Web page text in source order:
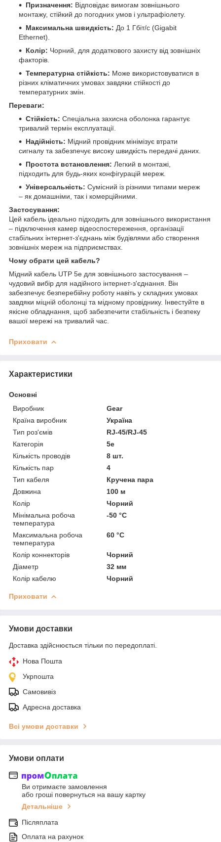
Призначення: Відповідає вимогам зовнішнього
монтажу, стійкий до погодних умов і ультрафіолету.
Максимальна швидкість: До 1 Гбіт/с (Gigabit
Ethernet).
Колір: Чорний, для додаткового захисту від зовнішніх
факторів.
Температурна стійкість: Може використовуватися в
різних кліматичних умовах завдяки стійкості до
температурних змін.
Переваги:
Стійкість: Спеціальна захисна оболонка гарантує
тривалий термін експлуатації.
Надійність: Мідний провідник мінімізує втрати
сигналу та забезпечує високу швидкість передачі даних.
Простота встановлення: Легкий в монтажі,
підходить для будь-яких конфігурацій мереж.
Універсальність: Сумісний із різними типами мереж
– як домашніми, так і комерційними.
Застосування:
Цей кабель ідеально підходить для зовнішнього використання
– підключення камер відеоспостереження, організації
стабільних інтернет-з'єднань між будівлями або створення
зовнішніх мереж на підприємствах.
Чому обрати цей кабель?
Мідний кабель UTP 5e для зовнішнього застосування –
чудовий вибір для надійного інтернет-з'єднання. Він
забезпечує безперебійну роботу навіть у складних умовах
завдяки міцній оболонці та мідному провіднику. Інвестуйте в
якісне обладнання, щоб забезпечити стабільність і безпеку
вашої мережі на тривалий час.
Приховати
Характеристики
Основні
Виробник
Gear
Країна виробник
Україна
Тип роз'ємів
RJ-45/RJ-45
Категорія
5e
Кількість проводів
8 шт.
Кількість пар
4
Тип кабеля
Кручена пара
Довжина
100 м
Колір
Чорний
Мінімальна робоча
температура
-50 °С
Максимальна робоча
температура
60 °С
Колір коннекторів
Чорний
Діаметр
32 мм
Колір кабелю
Чорний
Приховати
Умови доставки
Доставка здійснюється тільки по передоплаті.
Нова Пошта
Укрпошта
Самовивіз
Адресна доставка
Всі умови доставки
Умови оплати
Ви отримаєте замовлення
або гроші повернуться на вашу картку
Детальніше
Післяплата
Оплата на рахунок